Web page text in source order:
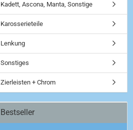
Kadett, Ascona, Manta, Sonstige
Karosserieteile
Lenkung
Sonstiges
Zierleisten + Chrom
Bestseller